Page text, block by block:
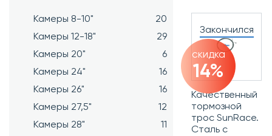
Камеры 8-10"
20
Камеры 12-18"
29
Камеры 20"
6
Камеры 24"
16
Камеры 26"
16
Камеры 27,5"
12
Камеры 28"
11
Закончился
скидка
14%
Качественный
тормозной
трос SunRace.
Сталь с